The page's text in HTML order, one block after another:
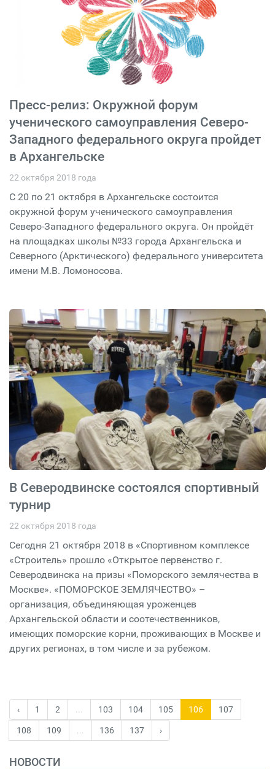
Пресс-релиз: Окружной форум
ученического самоуправления Северо-
Западного федерального округа пройдет
в Архангельске
22 октября 2018 года
С 20 по 21 октября в Архангельске состоится
окружной форум ученического самоуправления
Северо-Западного федерального округа. Он пройдёт
на площадках школы №33 города Архангельска и
Северного (Арктического) федерального университета
имени М.В. Ломоносова.
В Северодвинске состоялся спортивный
турнир
22 октября 2018 года
Сегодня 21 октября 2018 в «Спортивном комплексе
«Строитель» прошло «Открытое первенство г.
Северодвинска на призы «Поморского землячества в
Москве». «ПОМОРСКОЕ ЗЕМЛЯЧЕСТВО» –
организация, объединяющая уроженцев
Архангельской области и соотечественников,
имеющих поморские корни, проживающих в Москве и
других регионах, в том числе и за рубежом.
‹ 1 2 103 104 105 106 107
108 109 136 137 ›
НОВОСТИ